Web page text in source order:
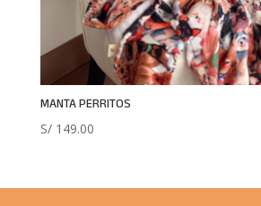
MANTA PERRITOS
S/149.00